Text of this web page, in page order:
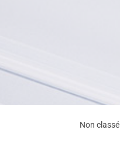
Non classé